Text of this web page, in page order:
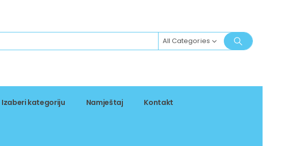
All Categories
Izaberi kategoriju Namještaj Kontakt